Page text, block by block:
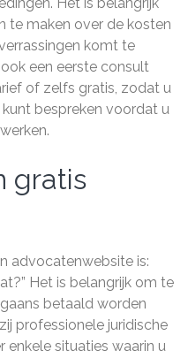
te maken over de kosten
komt te
een eerste consult
of zelfs gratis, zodat u
bespreken voordat u
gratis
advocatenwebsite is:
Het is belangrijk om te
betaald worden
professionele juridische
enkele situaties waarin u